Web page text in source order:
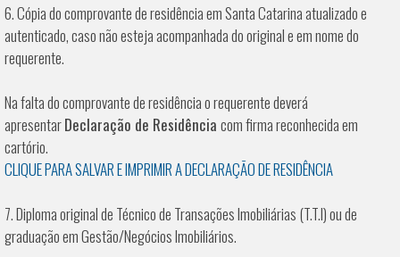
6. Cópia do comprovante de residência em Santa Catarina atualizado e
autenticado, caso não esteja acompanhada do original e em nome do
requerente.
Na falta do comprovante de residência o requerente deverá
apresentarDeclaração de Residência com firma reconhecida em
cartório.
CLIQUE PARA SALVAR E IMPRIMIR A DECLARAÇÃO DE RESIDÊNCIA
7. Diploma original de Técnico de Transações Imobiliárias (T.T.I) ou de
graduação em Gestão/Negócios Imobiliários.